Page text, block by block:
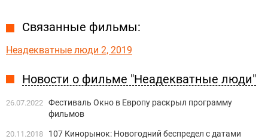
Связанные фильмы:
Неадекватные люди 2, 2019
Новости о фильме "Неадекватные люди"
26.07.2022 Фестиваль Окно в Европу раскрыл программу
фильмов
20.11.2018
107 Кинорынок: Новогодний беспредел с датами